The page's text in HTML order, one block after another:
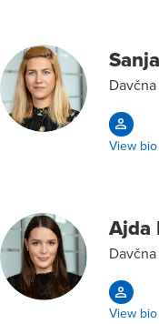
View bio
Ajda
View bio